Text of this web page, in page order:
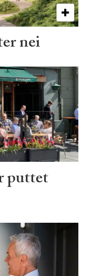
nei
puttet